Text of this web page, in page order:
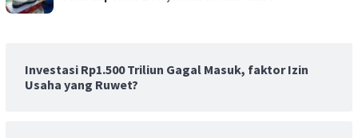
Investasi Rp1.500 Triliun Gagal Masuk, faktor Izin
Usaha yang Ruwet?